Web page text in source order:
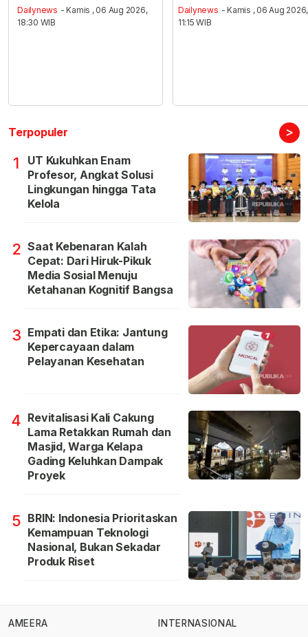
Dailynews - Kamis , 06 Aug 2026,
18:30 WIB
Dailynews - Kamis , 06 Aug 2026,
11:15 WIB
Terpopuler >
1
UT Kukuhkan Enam
Profesor, Angkat Solusi
Lingkungan hingga Tata
Kelola
2 Saat Kebenaran Kalah
Cepat: Dari Hiruk-Pikuk
Media Sosial Menuju
Ketahanan Kognitif Bangsa
3 Empati dan Etika: Jantung
Kepercayaan dalam
Pelayanan Kesehatan
4 Revitalisasi Kali Cakung
Lama Retakkan Rumah dan
Masjid, Warga Kelapa
Gading Keluhkan Dampak
Proyek
5 BRIN: Indonesia Prioritaskan
Kemampuan Teknologi
Nasional, Bukan Sekadar
Produk Riset
AMEERA
INTERNASIONAL